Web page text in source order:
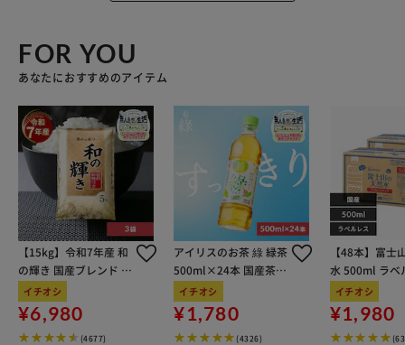
FOR YOU
あなたにおすすめのアイテム
【15kg】令和7年産 和
の輝き 国産ブレンド 5
kg×3袋
イチオシ
¥6,980
(4677)
アイリスのお茶 綠 緑茶
500ml×24本 国産茶葉
100％使用
イチオシ
¥1,780
(4326)
【48本】富士
水 500ml ラベ
イチオシ
¥1,980